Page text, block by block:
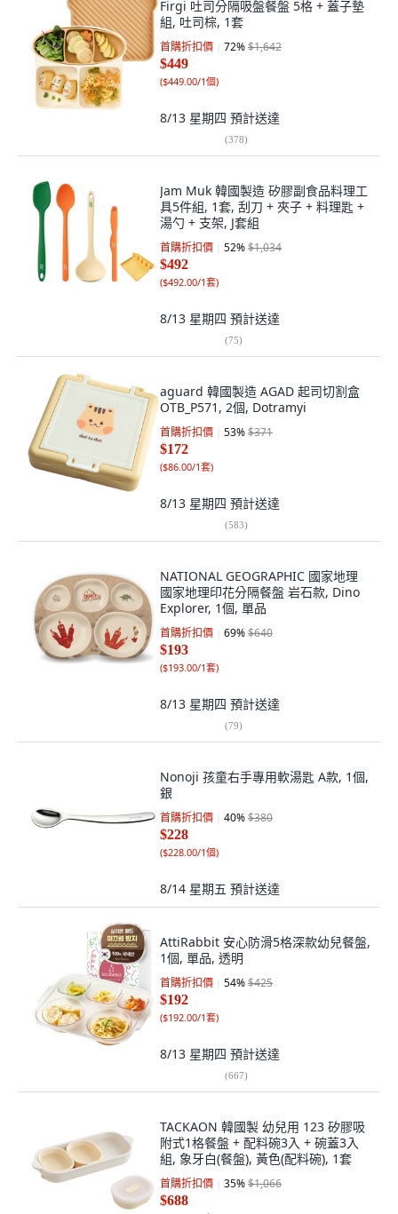
Firgi 吐司分隔吸盤餐盤 5格 + 蓋子墊
組, 吐司棕, 1套
首購折扣價 72%$1,642
$449
($449.00/1個)
8/13 星期四 預計送達
(378)
Jam Muk 韓國製造 矽膠副食品料理工
具5件組, 1套, 刮刀 + 夾子 + 料理匙 +
湯勺 + 支架, J套組
首購折扣價 52%$1,034
$492
($492.00/1套)
8/13 星期四 預計送達
(75)
aguard 韓國製造 AGAD 起司切割盒
OTB_P571, 2個, Dotramyi
首購折扣價 53%$371
$172
($86.00/1套)
8/13 星期四 預計送達
(583)
NATIONAL GEOGRAPHIC 國家地理
國家地理印花分隔餐盤 岩石款, Dino
Explorer, 1個, 單品
首購折扣價 69%$640
$193
($193.00/1套)
8/13 星期四 預計送達
(79)
Nonoji 孩童右手專用軟湯匙 A款, 1個,
銀
首購折扣價 40%$380
$228
($228.00/1個)
8/14 星期五 預計送達
AttiRabbit 安心防滑5格深款幼兒餐盤,
1個, 單品, 透明
首購折扣價 54%$425
$192
($192.00/1套)
8/13 星期四 預計送達
(667)
TACKAON 韓國製 幼兒用 123 矽膠吸
附式1格餐盤 + 配料碗3入 + 碗蓋3入
組, 象牙白(餐盤), 黃色(配料碗), 1套
首購折扣價 35%$1,066
$688